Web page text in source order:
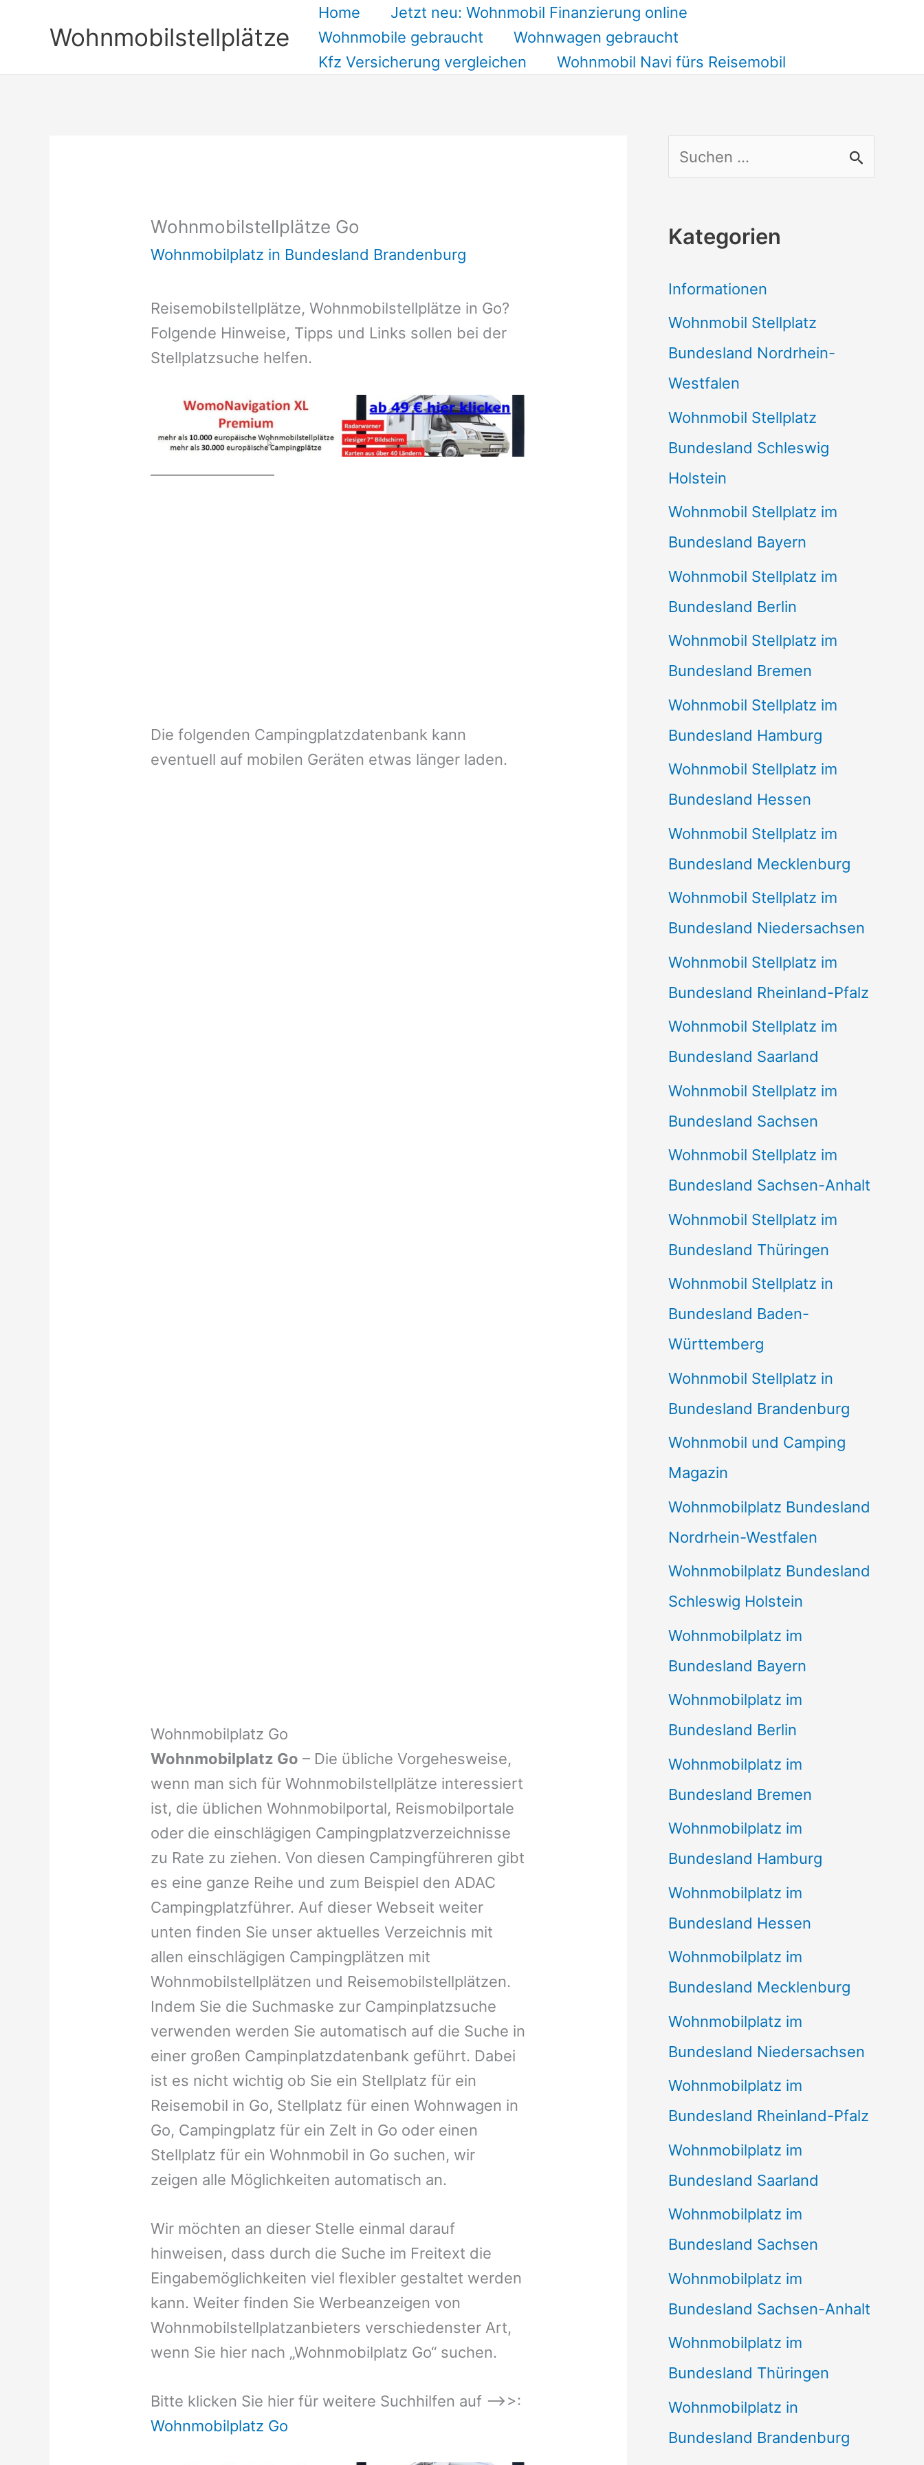
Wohnmobilstellplätze
Home
Jetzt neu: Wohnmobil Finanzierung online
Wohnmobile gebraucht
Wohnwagen gebraucht
Kfz Versicherung vergleichen
Wohnmobil Navi fürs Reisemobil
Wohnmobilstellplätze Go
Wohnmobilplatz in Bundesland Brandenburg
Reisemobilstellplätze, Wohnmobilstellplätze in Go?
Folgende Hinweise, Tipps und Links sollen bei der
Stellplatzsuche helfen.
Die folgenden Campingplatzdatenbank kann
eventuell auf mobilen Geräten etwas länger laden.
Wohnmobilplatz Go
Wohnmobilplatz Go – Die übliche Vorgehesweise,
wenn man sich für Wohnmobilstellplätze interessiert
ist, die üblichen Wohnmobilportal, Reismobilportale
oder die einschlägigen Campingplatzverzeichnisse
zu Rate zu ziehen. Von diesen Campingführeren gibt
es eine ganze Reihe und zum Beispiel den ADAC
Campingplatzführer. Auf dieser Webseit weiter
unten finden Sie unser aktuelles Verzeichnis mit
allen einschlägigen Campingplätzen mit
Wohnmobilstellplätzen und Reisemobilstellplätzen.
Indem Sie die Suchmaske zur Campinplatzsuche
verwenden werden Sie automatisch auf die Suche in
einer großen Campinplatzdatenbank geführt. Dabei
ist es nicht wichtig ob Sie ein Stellplatz für ein
Reisemobil in Go, Stellplatz für einen Wohnwagen in
Go, Campingplatz für ein Zelt in Go oder einen
Stellplatz für ein Wohnmobil in Go suchen, wir
zeigen alle Möglichkeiten automatisch an.
Wir möchten an dieser Stelle einmal darauf
hinweisen, dass durch die Suche im Freitext die
Eingabemöglichkeiten viel flexibler gestaltet werden
kann. Weiter finden Sie Werbeanzeigen von
Wohnmobilstellplatzanbieters verschiedenster Art,
wenn Sie hier nach „Wohnmobilplatz Go“ suchen.
Bitte klicken Sie hier für weitere Suchhilfen auf –>>:
Wohnmobilplatz Go
u
h
n
a
c
h
:
Kategorien
Informationen
Wohnmobil Stellplatz
Bundesland Nordrhein-
Westfalen
Wohnmobil Stellplatz
Bundesland Schleswig
Holstein
Wohnmobil Stellplatz im
Bundesland Bayern
Wohnmobil Stellplatz im
Bundesland Berlin
Wohnmobil Stellplatz im
Bundesland Bremen
Wohnmobil Stellplatz im
Bundesland Hamburg
Wohnmobil Stellplatz im
Bundesland Hessen
Wohnmobil Stellplatz im
Bundesland Mecklenburg
Wohnmobil Stellplatz im
Bundesland Niedersachsen
Wohnmobil Stellplatz im
Bundesland Rheinland-Pfalz
Wohnmobil Stellplatz im
Bundesland Saarland
Wohnmobil Stellplatz im
Bundesland Sachsen
Wohnmobil Stellplatz im
Bundesland Sachsen-Anhalt
Wohnmobil Stellplatz im
Bundesland Thüringen
Wohnmobil Stellplatz in
Bundesland Baden-
Württemberg
Wohnmobil Stellplatz in
Bundesland Brandenburg
Wohnmobil und Camping
Magazin
Wohnmobilplatz Bundesland
Nordrhein-Westfalen
Wohnmobilplatz Bundesland
Schleswig Holstein
Wohnmobilplatz im
Bundesland Bayern
Wohnmobilplatz im
Bundesland Berlin
Wohnmobilplatz im
Bundesland Bremen
Wohnmobilplatz im
Bundesland Hamburg
Wohnmobilplatz im
Bundesland Hessen
Wohnmobilplatz im
Bundesland Mecklenburg
Wohnmobilplatz im
Bundesland Niedersachsen
Wohnmobilplatz im
Bundesland Rheinland-Pfalz
Wohnmobilplatz im
Bundesland Saarland
Wohnmobilplatz im
Bundesland Sachsen
Wohnmobilplatz im
Bundesland Sachsen-Anhalt
Wohnmobilplatz im
Bundesland Thüringen
Wohnmobilplatz in
Bundesland Brandenburg